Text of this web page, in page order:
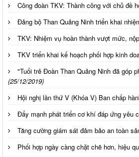
Công đoàn TKV: Thành công với chủ đề
Đảng bộ Than Quảng Ninh triển khai
TKV: Nhiệm vụ hoàn thành vượt mức,
TKV triển khai kế hoạch phối hợp kinh
"Tuổi trẻ Đoàn Than Quảng Ninh đã góp
(25/12/2019)
Hội nghị lần thứ V (Khóa V) Ban chấp
Đẩy mạnh phát triển cơ khí đáp ứng yêu
Tăng cường giám sát đảm bảo an toàn
Phối hợp ngày càng chặt chẽ hơn, hiệu